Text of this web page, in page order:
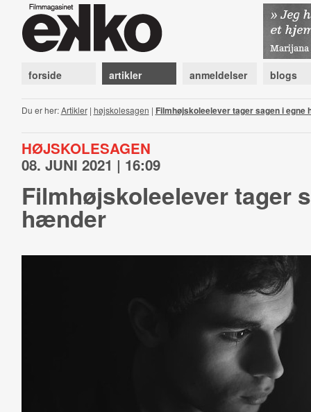
forside artikler anmeldelser blogs
Du er her:Artikler| højskolesagen | Filmhøjskoleelever tager sagen i egne
HØJSKOLESAGEN
08. JUNI 2021 | 16:09
Filmhøjskoleelever tager
hænder